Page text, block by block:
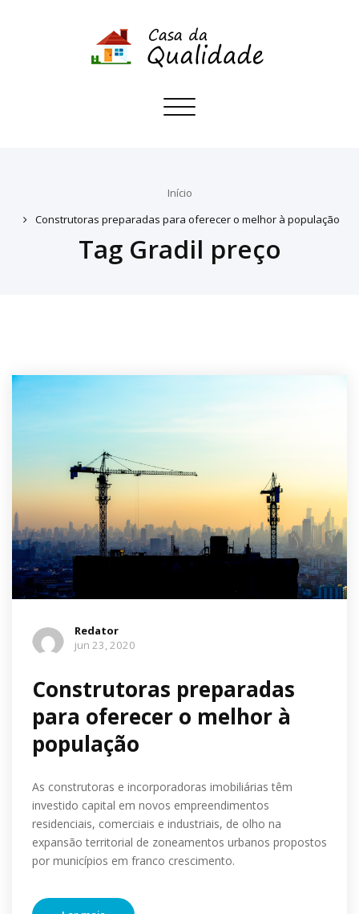
Toggle
Início
Construtoras preparadas para oferecer o melhor à população
Tag Gradil preço
Redator
jun 23, 2020
Construtoras preparadas
para oferecer o melhor à
população
As construtoras e incorporadoras imobiliárias têm
investido capital em novos empreendimentos
residenciais, comerciais e industriais, de olho na
expansão territorial de zoneamentos urbanos propostos
por municípios em franco crescimento.